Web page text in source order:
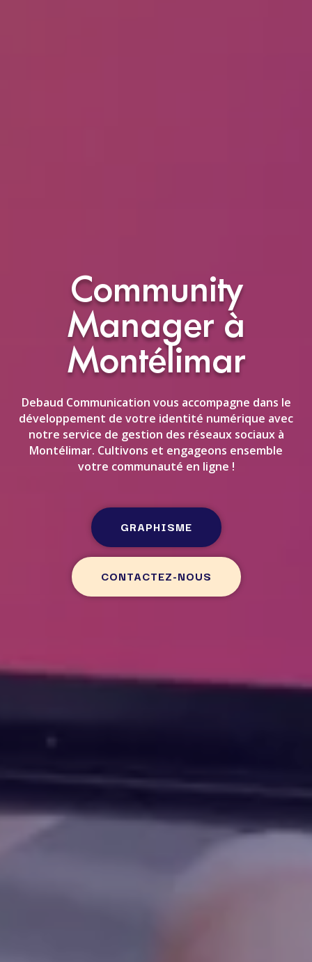
Community
Manager à
Montélimar
Debaud Communication vous accompagne dans le
développement de votre identité numérique avec
notre service de gestion des réseaux sociaux à
Montélimar. Cultivons et engageons ensemble
votre communauté en ligne !
GRAPHISME
CONTACTEZ-NOUS